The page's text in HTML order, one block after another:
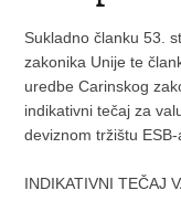
Sukladno članku 53.
zakonika Unije te
uredbe Carinskog
indikativni tečaj za
deviznom tržištu ESB-
INDIKATIVNI TEČAJ